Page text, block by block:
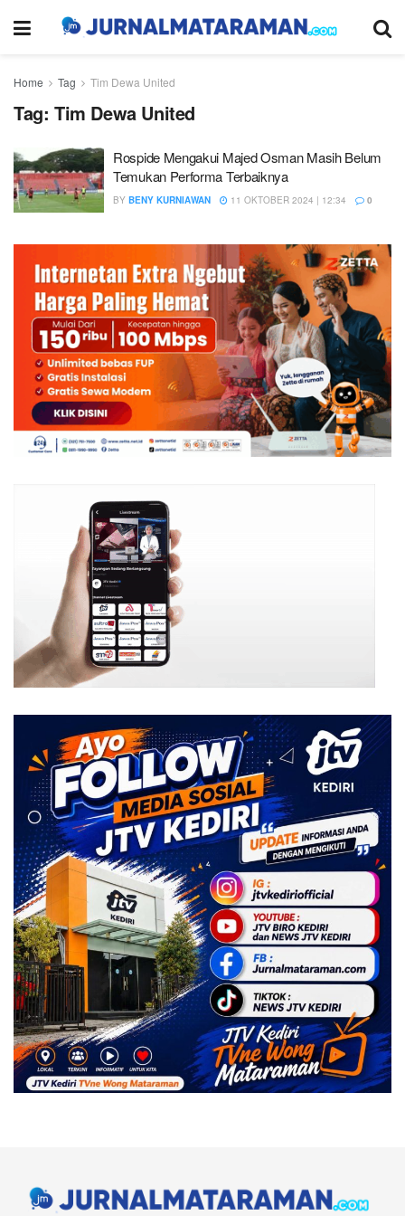
Home Tag Tim Dewa United
Tag: Tim Dewa United
Rospide Mengakui Majed Osman Masih Belum
Temukan Performa Terbaiknya
BY BENY KURNIAWAN 11 OKTOBER 2024 | 12:34 0